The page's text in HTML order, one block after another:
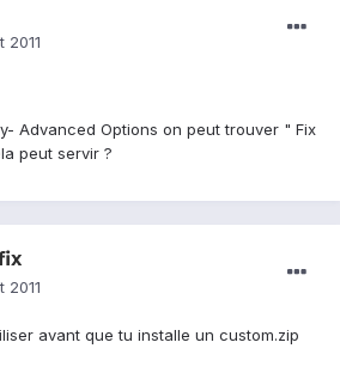
2011
Advanced Options on peut trouver " Fix
peut servir ?
2011
avant que tu installe un custom.zip